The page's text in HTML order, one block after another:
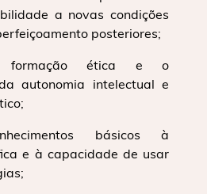
a novas condições
posteriores;
ética e o
autonomia intelectual e
básicos à
e à capacidade de usar